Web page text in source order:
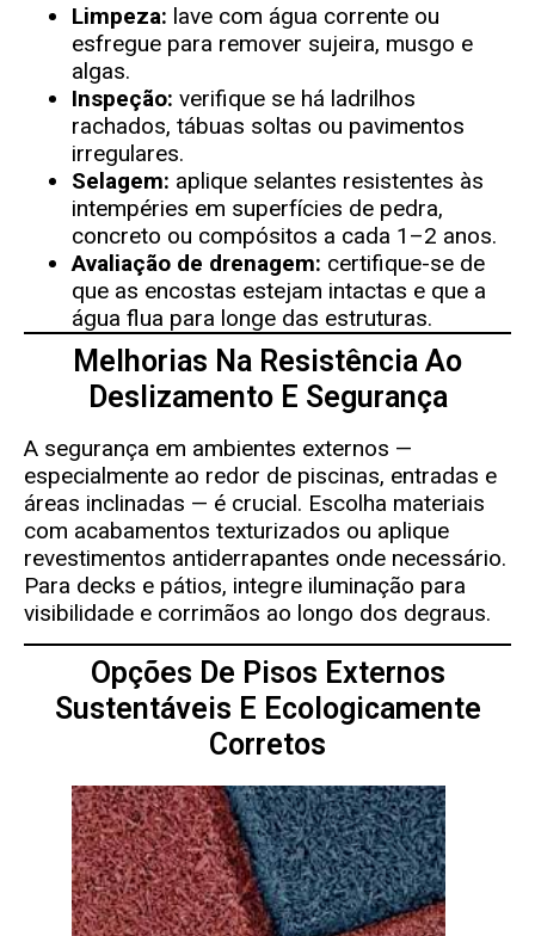
Limpeza: lave com água corrente ou
esfregue para remover sujeira, musgo e
algas.
Inspeção: verifique se há ladrilhos
rachados, tábuas soltas ou pavimentos
irregulares.
Selagem: aplique selantes resistentes às
intempéries em superfícies de pedra,
concreto ou compósitos a cada 1–2 anos.
Avaliação de drenagem: certifique-se de
que as encostas estejam intactas e que a
água flua para longe das estruturas.
Melhorias Na Resistência Ao
Deslizamento E Segurança
A segurança em ambientes externos —
especialmente ao redor de piscinas, entradas e
áreas inclinadas — é crucial. Escolha materiais
com acabamentos texturizados ou aplique
revestimentos antiderrapantes onde necessário.
Para decks e pátios, integre iluminação para
visibilidade e corrimãos ao longo dos degraus.
Opções De Pisos Externos
Sustentáveis ​​e Ecologicamente
Corretos